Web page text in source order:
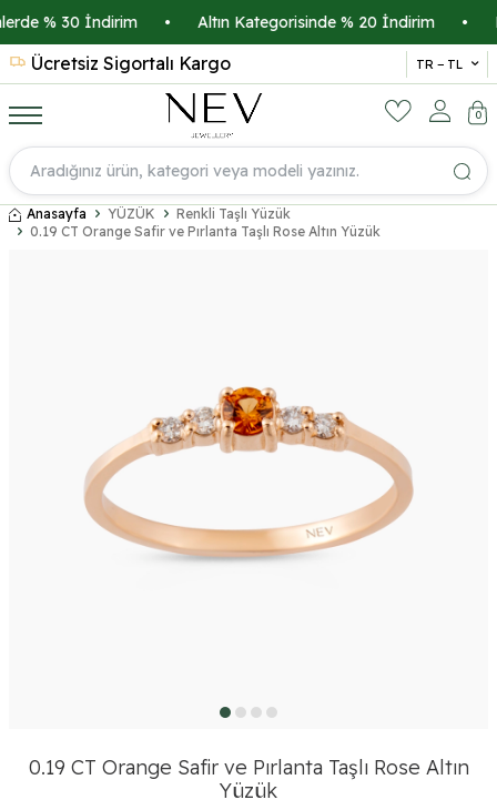
% 30 İndirim Altın Kategorisinde % 20 İndirim
Ücretsiz Sigortalı Kargo 14
TR − TL
0
Anasayfa YÜZÜK
Renkli Taşlı Yüzük
0.19 CT Orange Safir ve Pırlanta Taşlı Rose Altın Yüzük
0.19 CT Orange Safir ve Pırlanta Taşlı Rose Altın
Yüzük